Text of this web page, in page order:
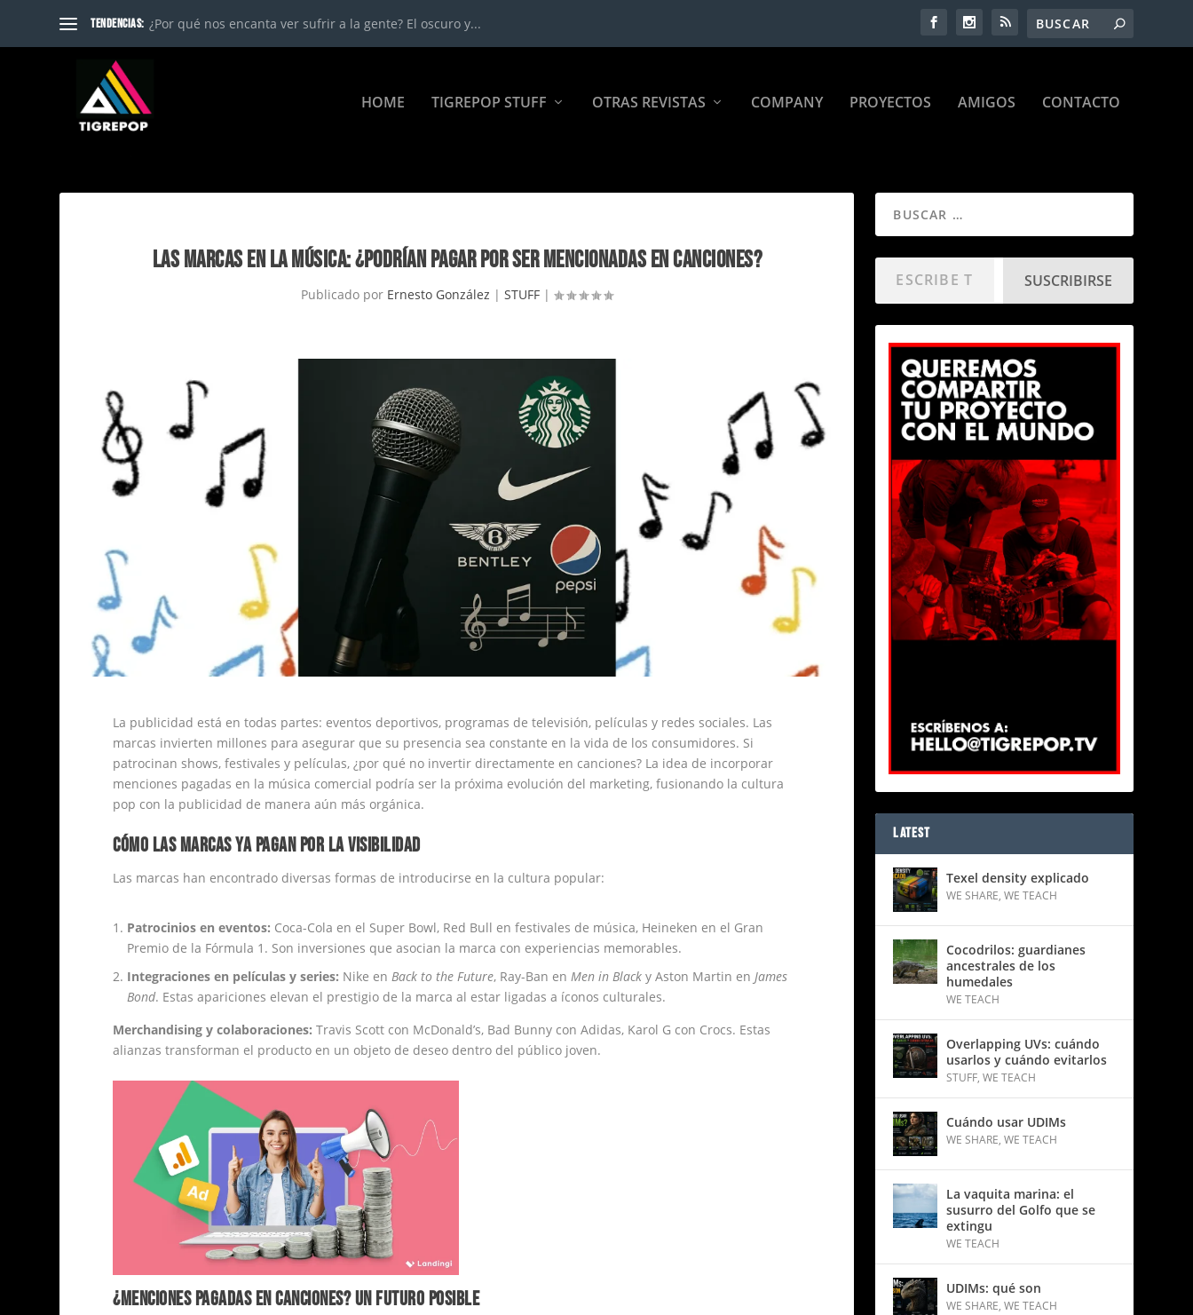
TENDENCIAS: ¿Por qué nos encanta ver sufrir a la gente? El oscuro y...
HOME TIGREPOP STUFF OTRAS REVISTAS COMPANY PROYECTOS AMIGOS CONTACTO
LAS MARCAS EN LA MÚSICA: ¿PODRÍAN PAGAR POR SER MENCIONADAS EN CANCIONES?
Publicado por Ernesto González |STUFF |
La publicidad está en todas partes: eventos deportivos, programas de televisión, películas y redes sociales. Las
marcas invierten millones para asegurar que su presencia sea constante en la vida de los consumidores. Si
patrocinan shows, festivales y películas, ¿por qué no invertir directamente en canciones? La idea de incorporar
menciones pagadas en la música comercial podría ser la próxima evolución del marketing, fusionando la cultura
pop con la publicidad de manera aún más orgánica.
CÓMO LAS MARCAS YA PAGAN POR LA VISIBILIDAD
Las marcas han encontrado diversas formas de introducirse en la cultura popular:
Patrocinios en eventos: Coca-Cola en el Super Bowl, Red Bull en festivales de música, Heineken en el Gran
Premio de la Fórmula 1. Son inversiones que asocian la marca con experiencias memorables.
Integraciones en películas y series: Nike enBack to the Future, Ray-Ban enMen in Black y Aston Martin enJames
Bond. Estas apariciones elevan el prestigio de la marca al estar ligadas a íconos culturales.
Merchandising y colaboraciones: Travis Scott con McDonald’s, Bad Bunny con Adidas, Karol G con Crocs. Estas
alianzas transforman el producto en un objeto de deseo dentro del público joven.
¿MENCIONES PAGADAS EN CANCIONES? UN FUTURO POSIBLE
SUSCRIBIRSE
LATEST
Texel density explicado
WE SHARE,WE TEACH
Cocodrilos: guardianes
ancestrales de los
humedales
WE TEACH
Overlapping UVs: cuándo
usarlos y cuándo evitarlos
STUFF,WE TEACH
Cuándo usar UDIMs
WE SHARE,WE TEACH
La vaquita marina: el
susurro del Golfo que se
extingu
WE TEACH
UDIMs: qué son
WE SHARE,WE TEACH